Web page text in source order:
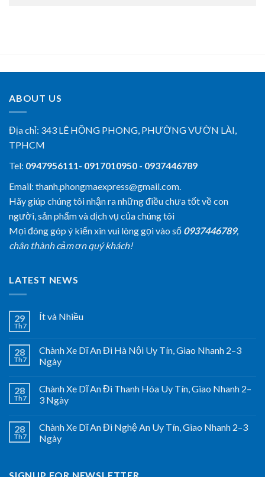
ABOUT US
Địa chỉ: 343 LÊ HỒNG PHONG, PHƯỜNG VƯỜN LÀI,
TPHCM
Tel: 0947956111- 0917010950 - 0937446789
Email: thanh.phongmaexpress@gmail.com.
Hãy giúp chúng tôi nhận ra những điều chưa tốt về con
người, sản phẩm và dịch vụ của chúng tôi
Mọi đóng góp ý kiến xin vui lòng gọi vào số 0937446789,
chân thành cảm ơn quý khách!
LATEST NEWS
29
Th7
Ít và Nhiều
28
Th7
Chành Xe Dĩ An Đi Hà Nội Uy Tín, Giao Nhanh 2–3
Ngày
28
Th7
Chành Xe Dĩ An Đi Thanh Hóa Uy Tín, Giao Nhanh 2–
3 Ngày
28
Th7
Chành Xe Dĩ An Đi Nghệ An Uy Tín, Giao Nhanh 2–3
Ngày